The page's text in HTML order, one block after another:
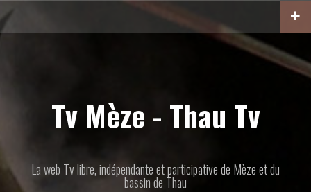
au
contenu
Tv Mèze - Thau Tv
La web Tv libre, indépendante et participative de Mèze et du
bassin de Thau